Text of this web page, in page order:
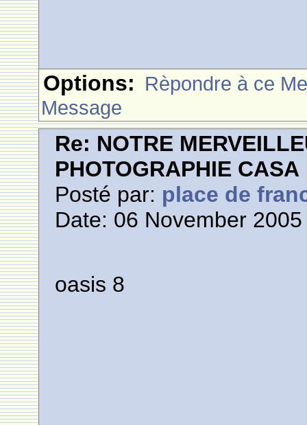
Options: Rèpondre à ce
Message
Re: NOTRE
PHOTOGRAPHIE CASA
Posté par: place de
Date: 06 November
oasis 8